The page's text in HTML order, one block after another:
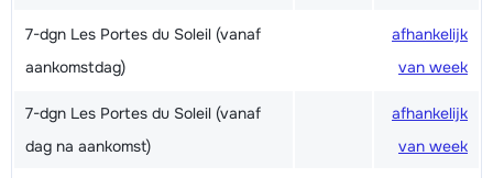
7-dgn Les Portes du Soleil (vanaf
aankomstdag)
afhankelijk
van week
7-dgn Les Portes du Soleil (vanaf
dag na aankomst)
afhankelijk
van week